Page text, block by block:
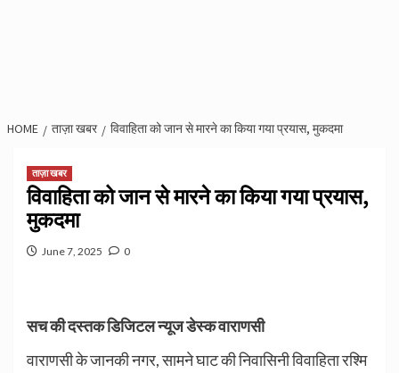
HOME ताज़ा खबर विवाहिता को जान से मारने का किया गया प्रयास, मुकदमा
ताज़ा खबर
विवाहिता को जान से मारने का किया गया प्रयास,
मुकदमा
June 7, 2025 0
सच की दस्तक डिजिटल न्यूज डेस्क वाराणसी
वाराणसी के जानकी नगर, सामने घाट की निवासिनी विवाहिता रश्मि